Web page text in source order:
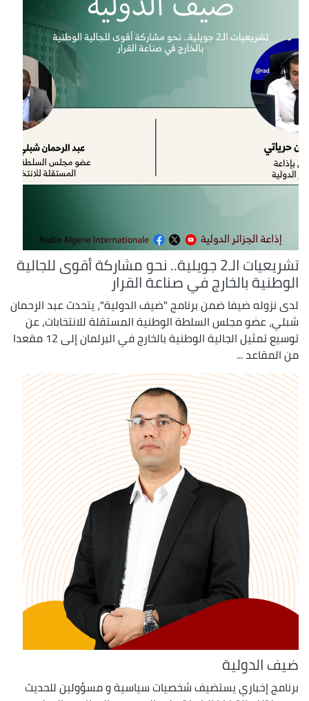
تشريعيات الـ2 جويلية.. نحو مشاركة أقوى للجالية
الوطنية بالخارج في صناعة القرار
لدى نزوله ضيفا ضمن برنامج "ضيف الدولية"، يتحدث عبد الرحمان
شبلي، عضو مجلس السلطة الوطنية المستقلة للانتخابات، عن
توسيع تمثيل الجالية الوطنية بالخارج في البرلمان إلى 12 مقعدا
من المقاعد ...
ضيف الدولية
برنامج إخباري يستضيف شخصيات سياسية و مسؤولين للحديث